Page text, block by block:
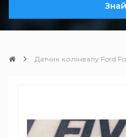
Датчик колінвалу Ford